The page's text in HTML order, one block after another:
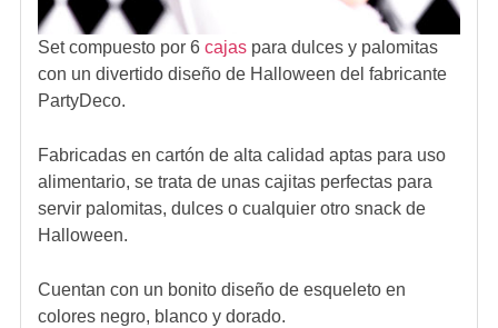
Set compuesto por 6 cajaspara dulces y palomitas
con un divertido diseño de Halloween del fabricante
PartyDeco.
Fabricadas en cartón de alta calidad aptas para uso
alimentario, se trata de unas cajitas perfectas para
servir palomitas, dulces o cualquier otro snack de
Halloween.
Cuentan con un bonito diseño de esqueleto en
colores negro, blanco y dorado.